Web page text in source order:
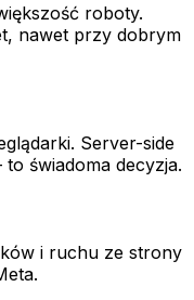
roboty.
nawet przy dobrym
Server-side
świadoma decyzja.
i ruchu ze strony